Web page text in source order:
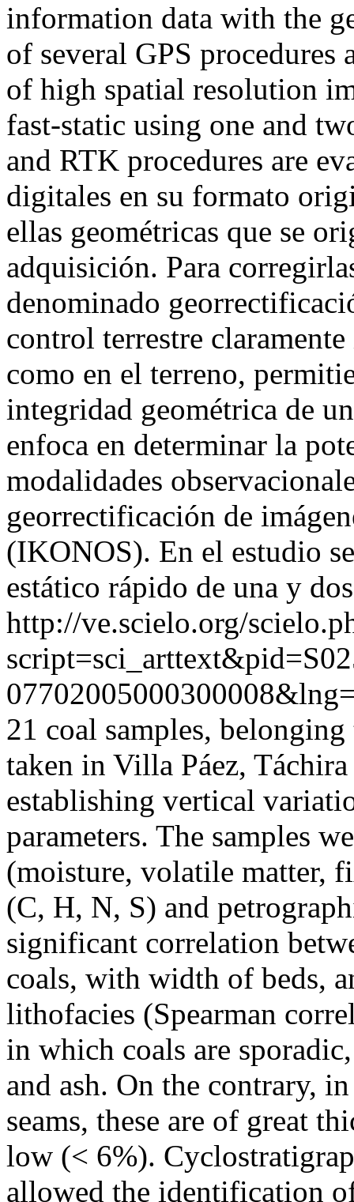
information data with the
of several GPS
of high spatial resolution
fast-static using one and
and RTK procedures are
digitales en su formato
ellas geométricas que se
adquisición. Para
denominado
control terrestre
como en el terreno,
integridad geométrica de
enfoca en determinar la
modalidades
georrectificación de
(IKONOS). En el estudio
estático rápido de una y
http://ve.scielo.org/
21 coal samples,
taken in Villa Páez,
establishing vertical
parameters. The samples
(moisture, volatile matter,
(C, H, N, S) and
significant correlation
coals, with width of beds,
lithofacies (Spearman
in which coals are
and ash. On the contrary,
seams, these are of great
low (< 6%).
allowed the identification